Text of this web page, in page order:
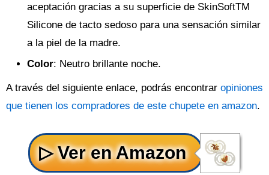
aceptación gracias a su superficie de SkinSoftTM
Silicone de tacto sedoso para una sensación similar
a la piel de la madre.
Color: Neutro brillante noche.
A través del siguiente enlace, podrás encontrar opiniones
que tienen los compradores de este chupete en amazon.